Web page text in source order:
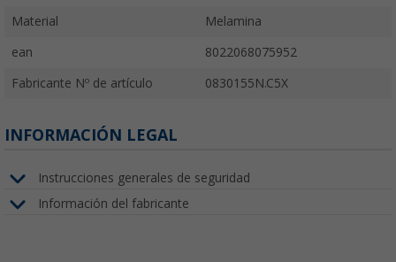
Material Melamina
ean 8022068075952
Fabricante Nº de artículo 0830155N.C5X
INFORMACIÓN LEGAL
Instrucciones generales de seguridad
Información del fabricante